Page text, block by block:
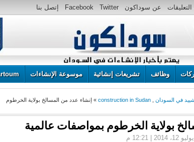
عن سوداكون Twitter
Facebook إتصل بنا
وظائف تشريعات إنشائية موسوعة الإنشاءات
في السودان construction in Sudan » إنشاء عدد من المسالخ بولاية الخرطوم
بولاية الخرطوم بمواصفات عالمية